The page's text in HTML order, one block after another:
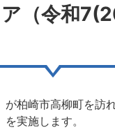
（令和
柏崎市高柳町を訪
実施します。